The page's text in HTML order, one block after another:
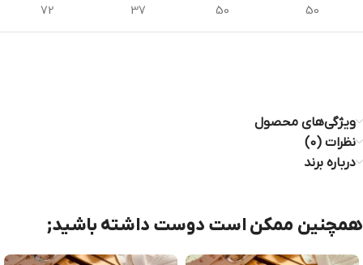
50
50
37
72
ویژگی‌های محصول
نظرات (0)
درباره برند
همچنین ممکن است دوست داشته باشید;